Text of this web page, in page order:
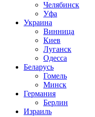
Челябинск
Уфа
Украина
Винница
Киев
Луганск
Одесса
Беларусь
Гомель
Минск
Германия
Берлин
Израиль